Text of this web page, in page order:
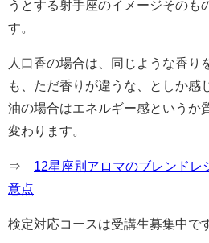
うとする射手座のイメージそのも
す。
人口香の場合は、同じような香り
も、ただ香りが違うな、としか感
油の場合はエネルギー感というか
変わります。
⇒ 12星座別アロマのブレンド
意点
検定対応コースは受講生募集中で